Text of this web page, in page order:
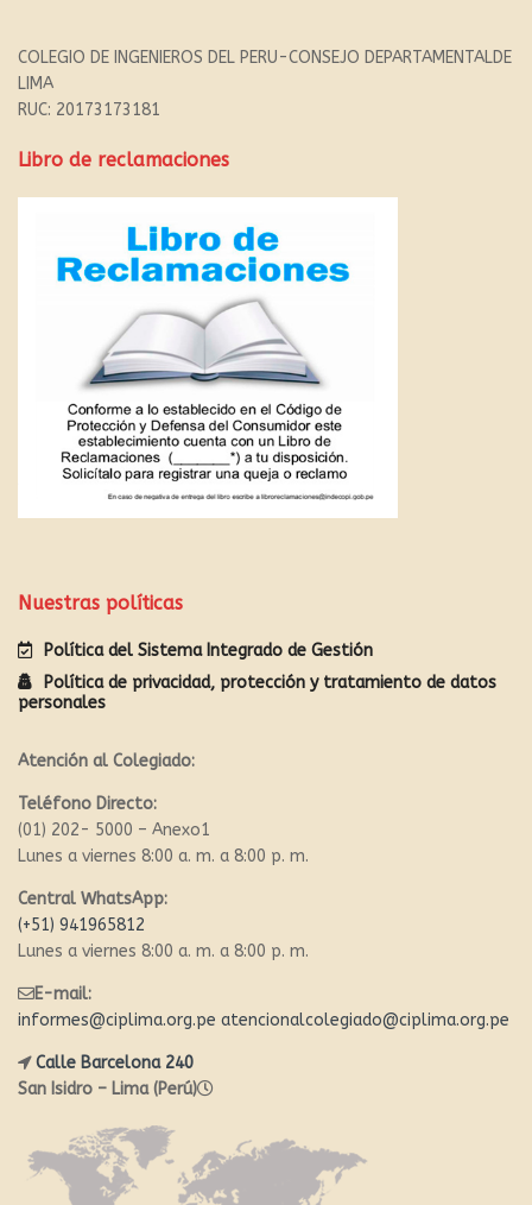
COLEGIO DE INGENIEROS DEL PERU-CONSEJO DEPARTAMENTALDE
LIMA
RUC: 20173173181
Libro de reclamaciones
Nuestras políticas
Política del Sistema Integrado de Gestión
Política de privacidad, protección y tratamiento de datos
personales
Atención al Colegiado:
Teléfono Directo:
(01) 202- 5000 – Anexo1
Lunes a viernes 8:00 a. m. a 8:00 p. m.
Central WhatsApp:
(+51) 941965812
Lunes a viernes 8:00 a. m. a 8:00 p. m.
E-mail:
informes@ciplima.org.pe atencionalcolegiado@ciplima.org.pe
Calle Barcelona 240
San Isidro – Lima (Perú)